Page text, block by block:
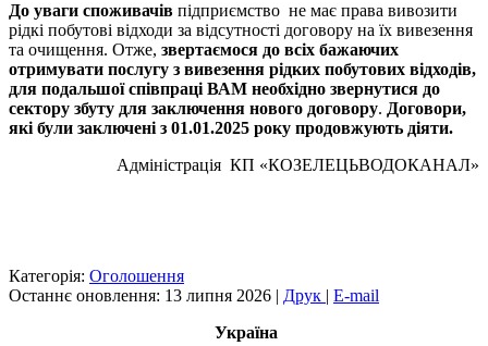
До уваги споживачів підприємство не має права вивозити
рідкі побутові відходи за відсутності договору на їх вивезення
та очищення. Отже, звертаємося до всіх бажаючих
отримувати послугу з вивезення рідких побутових відходів,
для подальшої співпраці ВАМ необхідно звернутися до
сектору збуту для заключення нового договору. Договори,
які були заключені з 01.01.2025 року продовжують діяти.
Адміністрація КП «КОЗЕЛЕЦЬВОДОКАНАЛ»
Категорія: Оголошення
Останнє оновлення: 13 липня 2026 | Друк | E-mail
Україна